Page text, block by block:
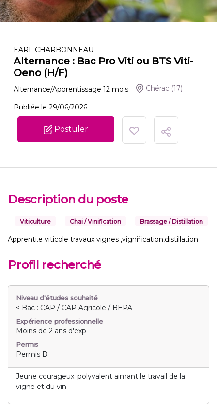
EARL CHARBONNEAU
Alternance : Bac Pro Viti ou BTS Viti-
Oeno (H/F)
Alternance/Apprentissage 12 mois Chérac (17)
Publiée le 29/06/2026
Postuler
Description du poste
Viticulture Chai / Vinification Brassage / Distillation
Apprenti.e viticole travaux vignes ,vignification,distillation
Profil recherché
Niveau d'études souhaité
< Bac : CAP / CAP Agricole / BEPA
Expérience professionnelle
Moins de 2 ans d'exp
Permis
Permis B
Jeune courageux ,polyvalent aimant le travail de la
vigne et du vin